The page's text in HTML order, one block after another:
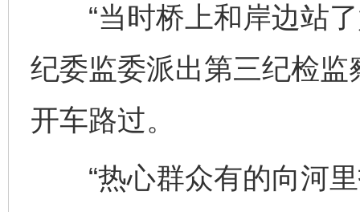
“当时桥上和岸边站了
纪委监委派出第三纪检
开车路过。
“热心群众有的向河里